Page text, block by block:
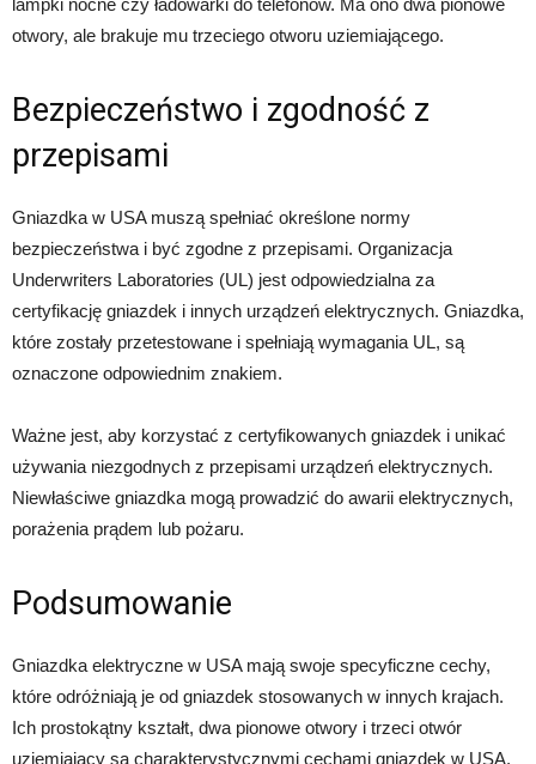
otwory, ale brakuje mu trzeciego otworu uziemiającego.
Bezpieczeństwo i zgodność z
przepisami
Gniazdka w USA muszą spełniać określone normy
bezpieczeństwa i być zgodne z przepisami. Organizacja
Underwriters Laboratories (UL) jest odpowiedzialna za
certyfikację gniazdek i innych urządzeń elektrycznych. Gniazdka,
które zostały przetestowane i spełniają wymagania UL, są
oznaczone odpowiednim znakiem.
Ważne jest, aby korzystać z certyfikowanych gniazdek i unikać
używania niezgodnych z przepisami urządzeń elektrycznych.
Niewłaściwe gniazdka mogą prowadzić do awarii elektrycznych,
porażenia prądem lub pożaru.
Podsumowanie
Gniazdka elektryczne w USA mają swoje specyficzne cechy,
które odróżniają je od gniazdek stosowanych w innych krajach.
Ich prostokątny kształt, dwa pionowe otwory i trzeci otwór
uziemiający są charakterystycznymi cechami gniazdek w USA.